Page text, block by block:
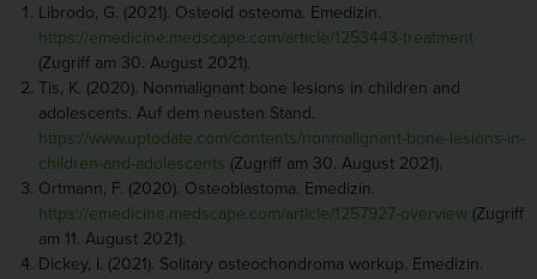
Librodo, G. (2021). Osteoid osteoma. Emedizin.
https://emedicine.medscape.com/article/1253443-treatment
(Zugriff am 30. August 2021).
Tis, K. (2020). Nonmalignant bone lesions in children and
adolescents. Auf dem neusten Stand.
https://www.uptodate.com/contents/nonmalignant-bone-lesions-in-
children-and-adolescents (Zugriff am 30. August 2021).
Ortmann, F. (2020). Osteoblastoma. Emedizin.
https://emedicine.medscape.com/article/1257927-overview (Zugriff
am 11. August 2021).
Dickey, I. (2021). Solitary osteochondroma workup. Emedizin.